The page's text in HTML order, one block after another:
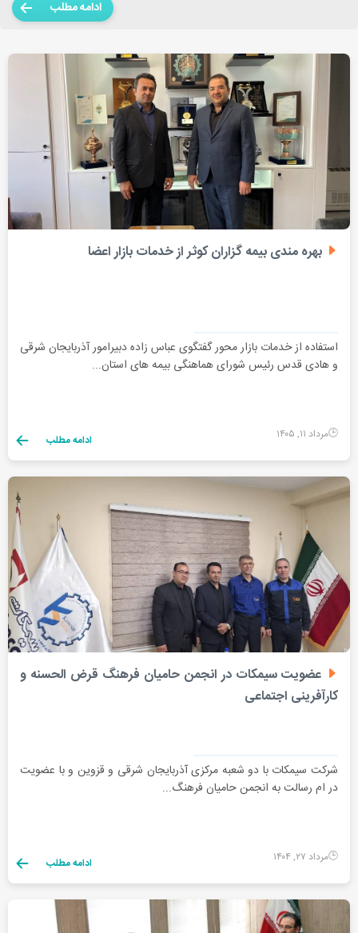
ادامه مطلب
بهره مندی بیمه گزاران کوثر از خدمات بازار اعضا
استفاده از خدمات بازار محور گفتگوی عباس زاده دبیرامور آذربایجان شرقی
و هادی قدس رئیس شورای هماهنگی بیمه های استان...
مرداد ۱۱, ۱۴۰۵ ادامه مطلب
عضویت سیمکات در انجمن حامیان فرهنگ قرض الحسنه و
کارآفرینی اجتماعی
شرکت سیمکات با دو شعبه مرکزی آذربایجان شرقی و قزوین و با عضویت
در ام رسالت به انجمن حامیان فرهنگ...
مرداد ۲۷, ۱۴۰۴ ادامه مطلب